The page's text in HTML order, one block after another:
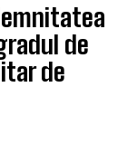
de
de